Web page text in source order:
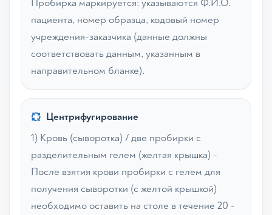
Пробирка маркируется: указываются Ф.И.О.
пациента, номер образца, кодовый номер
учреждения-заказчика (данные должны
соответствовать данным, указанным в
направительном бланке).
Центрифугирование
1) Кровь (сыворотка) / две пробирки с
разделительным гелем (желтая крышка) -
После взятия крови пробирки с гелем для
получения сыворотки (с желтой крышкой)
необходимо оставить на столе в течение 20 -